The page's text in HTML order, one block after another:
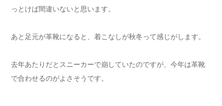
っとけば間違いないと思います。
あと足元が革靴になると、着こなしが秋冬って感じがします。
去年あたりだとスニーカーで崩していたのですが、今年は革靴
で合わせるのがよさそうです。